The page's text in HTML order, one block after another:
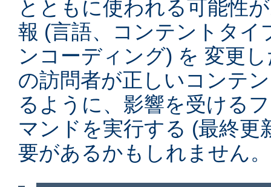
とともに使われる可能性
報 (言語、コンテントタイ
ンコーディング) を 変更
の訪問者が正しいコンテ
るように、影響を受ける
マンドを実行する (最終更
要があるかもしれません。